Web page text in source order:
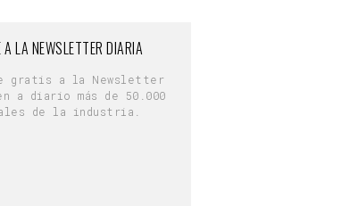
LA NEWSLETTER DIARIA
gratis a la Newsletter
a diario más de 50.000
de la industria.